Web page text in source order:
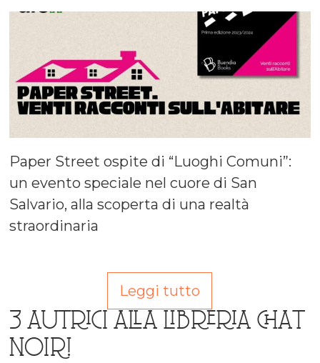
Paper Street ospite di “Luoghi Comuni”:
un evento speciale nel cuore di San
Salvario, alla scoperta di una realtà
straordinaria
Leggi tutto
3 AUTRICI ALLA LIBRERIA CHAT
NOIR!